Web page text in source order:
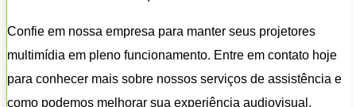
Confie em nossa empresa para manter seus projetores
multimídia em pleno funcionamento. Entre em contato hoje
para conhecer mais sobre nossos serviços de assistência e
como podemos melhorar sua experiência audiovisual.